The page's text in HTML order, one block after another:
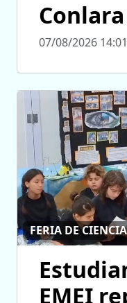
Conlara
07/08/2026 14:01
FERIA DE
EMEI